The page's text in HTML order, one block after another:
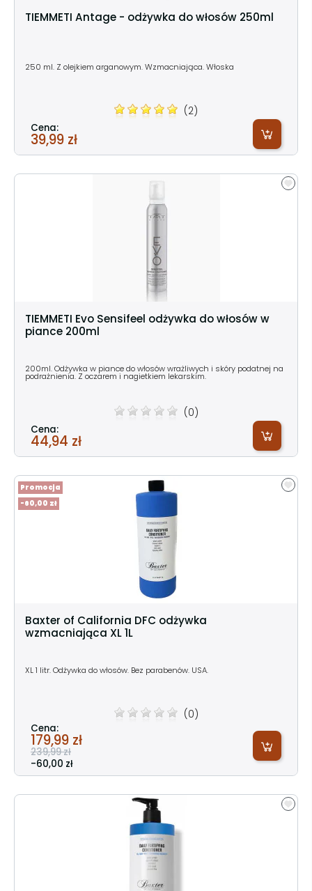
TIEMMETI Antage - odżywka do włosów 250ml
250 ml. Z olejkiem arganowym. Wzmacniająca. Włoska
(2)
Cena:
39,99 zł
TIEMMETI Evo Sensifeel odżywka do włosów w
piance 200ml
200ml. Odżywka w piance do włosów wrażliwych i skóry podatnej na
podrażnienia. Z oczarem i nagietkiem lekarskim.
(0)
Cena:
44,94 zł
Baxter of California DFC odżywka
wzmacniająca XL 1L
XL 1 litr. Odżywka do włosów. Bez parabenów. USA.
(0)
Cena:
179,99 zł
239,99 zł
-60,00 zł
Promocja
-60,00 zł